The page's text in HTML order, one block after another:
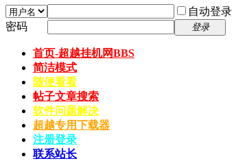
自动登录
密码
登录
首页-超越挂机网BBS
简洁模式
随便看看
帖子文章搜索
软件问题解决
超越专用下载器
注册登录
联系站长